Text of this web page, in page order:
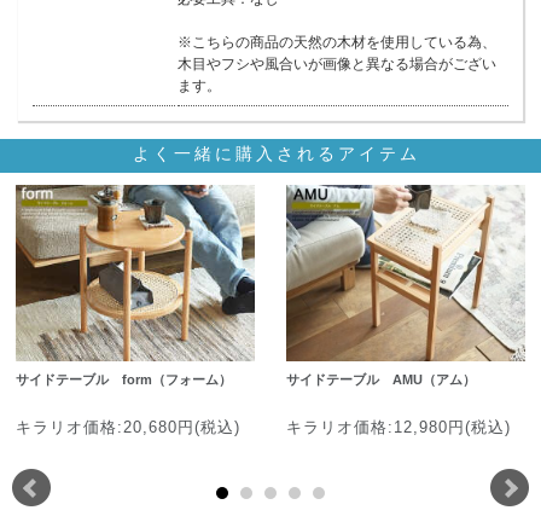
※こちらの商品の天然の木材を使用している為、
木目やフシや風合いが画像と異なる場合がござい
ます。
よく一緒に購入されるアイテム
サイドテーブル form（フォーム）
キラリオ価格:20,680円(税込)
サイドテーブル AMU（アム）
キラリオ価格:12,980円(税込)